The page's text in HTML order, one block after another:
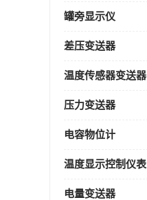
罐旁显示仪
差压变送器
温度传感器变送器
压力变送器
电容物位计
温度显示控制仪表
电量变送器